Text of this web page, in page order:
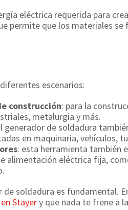
eléctrica requerida para
permite que los materiales se
escenarios:
construcción: para la
metalurgia y más.
generador de soldadura
en maquinaria, vehículos,
: esta herramienta también
alimentación eléctrica fija,
soldadura es fundamental.
Stayery que nada te frene a